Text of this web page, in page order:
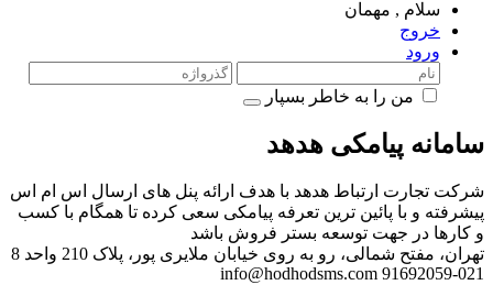
سلام , مهمان
خروج
ورود
من را به خاطر بسپار
سامانه پیامکی هدهد
شرکت تجارت ارتباط هدهد با هدف ارائه پنل های ارسال اس ام اس
پیشرفته و با پائین ترین تعرفه پیامکی سعی کرده تا همگام با کسب
و کارها در جهت توسعه بستر فروش باشد
تهران، مفتح شمالی، رو به روی خیابان ملایری پور، پلاک 210 واحد 8
021-91692059
info@hodhodsms.com